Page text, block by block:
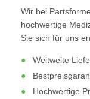
Wir bei
hochwertige
Sie sich für uns
Weltweite
Hochwertige